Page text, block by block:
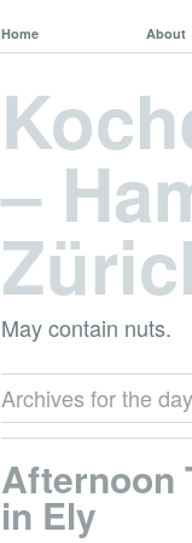
Home About
–
May contain nuts.
Archives for the
Afternoon
in Ely